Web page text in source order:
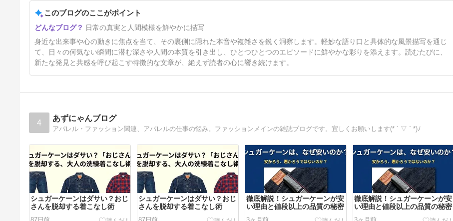
１８６２年１２月生まれのジャ
ンヌちゃんの手の彫像
4日前
このブログのここがポイント
日常の真実と人間模様を鮮やかに描写
身近な出来事や心の動きに焦点を当て、その裏側に隠れた本音や複雑さを鋭く洞察します。軽妙な語り口と具体的な風景描写を通じ
て、日々の何気ない瞬間に潜む深さや人間の本質を引き出し、ひとつひとつのエピソードに鮮やかな彩りを添えます。読むたびに、
新たな発見と共感を呼び起こす特徴的な文章が、絶えず読者の心に響き続けます。
4 あずにゃんブログ
アパレル・ファッション関連、アパレルの仕事の悩み。ファッションメインの雑誌ブログです。宜しくお願いします(* ´ ▽ ` *)ﾉ
シュガーケーンはダサい？おじ
さんを脱却する着こなし術
シュガーケーンはダサい？おじ
さんを脱却する着こなし術
徹底解説！シュガーケーンが安
い理由と値段以上の品質の秘密
徹底解説！シュガーケーンが安
い理由と値段以上の品質の秘密